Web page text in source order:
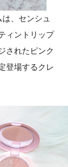
、センシュ
ィントリップ
されたピンク
登場するクレ